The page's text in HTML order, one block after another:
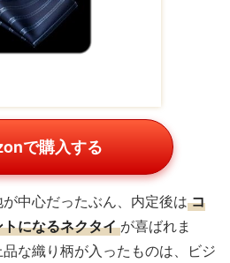
で購入する
中心だったぶん、内定後は コ
になるネクタイ が喜ばれま
な織り柄が入ったものは、ビジ